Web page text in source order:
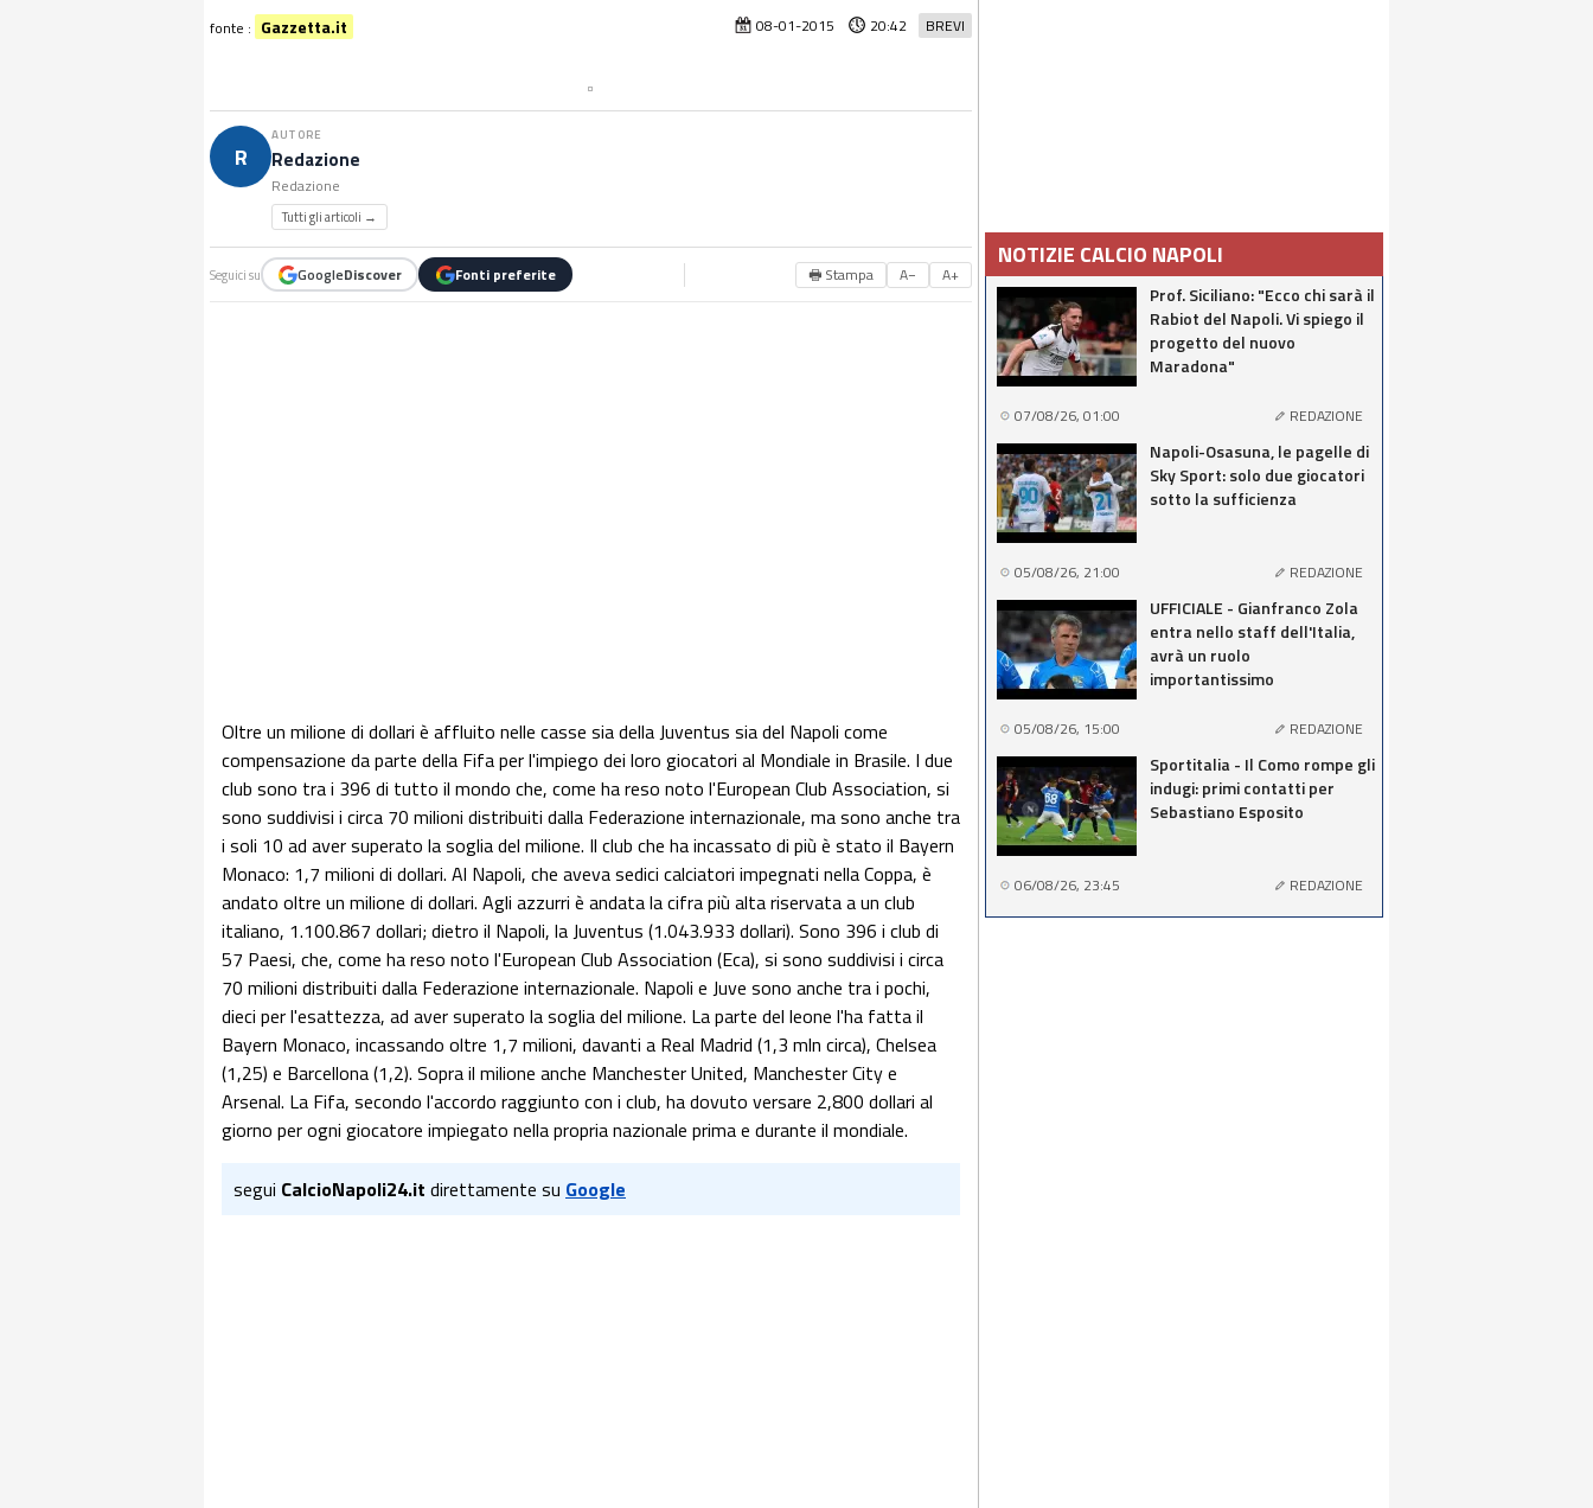
BREVI
08-01-2015 20:42
fonte : Gazzetta.it
R
AUTORE
Redazione
Redazione
Tutti gli articoli →
Seguici su GoogleDiscover Fonti preferite 🖶 Stampa A− A+
Oltre un milione di dollari è affluito nelle casse sia della Juventus sia del Napoli come
compensazione da parte della Fifa per l'impiego dei loro giocatori al Mondiale in Brasile. I due
club sono tra i 396 di tutto il mondo che, come ha reso noto l'European Club Association, si
sono suddivisi i circa 70 milioni distribuiti dalla Federazione internazionale, ma sono anche tra
i soli 10 ad aver superato la soglia del milione. Il club che ha incassato di più è stato il Bayern
Monaco: 1,7 milioni di dollari. Al Napoli, che aveva sedici calciatori impegnati nella Coppa, è
andato oltre un milione di dollari. Agli azzurri è andata la cifra più alta riservata a un club
italiano, 1.100.867 dollari; dietro il Napoli, la Juventus (1.043.933 dollari). Sono 396 i club di
57 Paesi, che, come ha reso noto l'European Club Association (Eca), si sono suddivisi i circa
70 milioni distribuiti dalla Federazione internazionale. Napoli e Juve sono anche tra i pochi,
dieci per l'esattezza, ad aver superato la soglia del milione. La parte del leone l'ha fatta il
Bayern Monaco, incassando oltre 1,7 milioni, davanti a Real Madrid (1,3 mln circa), Chelsea
(1,25) e Barcellona (1,2). Sopra il milione anche Manchester United, Manchester City e
Arsenal. La Fifa, secondo l'accordo raggiunto con i club, ha dovuto versare 2,800 dollari al
giorno per ogni giocatore impiegato nella propria nazionale prima e durante il mondiale.
segui CalcioNapoli24.it direttamente su Google
NOTIZIE CALCIO NAPOLI
Prof. Siciliano: "Ecco chi sarà il
Rabiot del Napoli. Vi spiego il
progetto del nuovo
Maradona"
07/08/26, 01:00 REDAZIONE
Napoli-Osasuna, le pagelle di
Sky Sport: solo due giocatori
sotto la sufficienza
05/08/26, 21:00 REDAZIONE
UFFICIALE - Gianfranco Zola
entra nello staff dell'Italia,
avrà un ruolo
importantissimo
05/08/26, 15:00 REDAZIONE
Sportitalia - Il Como rompe gli
indugi: primi contatti per
Sebastiano Esposito
06/08/26, 23:45 REDAZIONE